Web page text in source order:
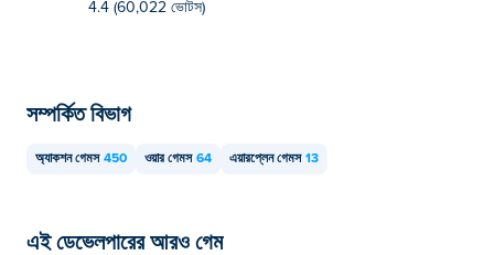
ডগফাইট আপনার কম্পিউটার এবং ফোন এবং ট্যাবলেটের মতো মোবাইল ডিভাইসে
4.4 (60,022 ভোটস)
সম্পর্কিত বিভাগ
অ্যাকশন গেমস 450 ওয়ার গেমস 64 এয়ারপ্লেন গেমস 13
এই ডেভেলপারের আরও গেম